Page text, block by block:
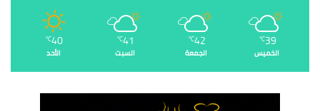
39
℃
الخميس
42
℃
الجمعة
41
℃
السبت
40
℃
الأحد